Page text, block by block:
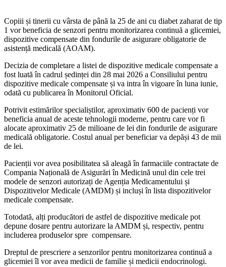
Copiii și tinerii cu vârsta de până la 25 de ani cu diabet zaharat de tip
1 vor beneficia de senzori pentru monitorizarea continuă a glicemiei,
dispozitive compensate din fondurile de asigurare obligatorie de
asistență medicală (AOAM).
Decizia de completare a listei de dispozitive medicale compensate a
fost luată în cadrul ședinței din 28 mai 2026 a Consiliului pentru
dispozitive medicale compensate și va intra în vigoare în luna iunie,
odată cu publicarea în Monitorul Oficial.
Potrivit estimărilor specialiștilor, aproximativ 600 de pacienți vor
beneficia anual de aceste tehnologii moderne, pentru care vor fi
alocate aproximativ 25 de milioane de lei din fondurile de asigurare
medicală obligatorie. Costul anual per beneficiar va depăși 43 de mii
de lei.
Pacienții vor avea posibilitatea să aleagă în farmaciile contractate de
Compania Națională de Asigurări în Medicină unul din cele trei
modele de senzori autorizați de Agenția Medicamentului și
Dispozitivelor Medicale (AMDM) și incluși în lista dispozitivelor
medicale compensate.
Totodată, alți producători de astfel de dispozitive medicale pot
depune dosare pentru autorizare la AMDM și, respectiv, pentru
includerea produselor spre compensare.
Dreptul de prescriere a senzorilor pentru monitorizarea continuă a
glicemiei îl vor avea medicii de familie și medicii endocrinologi.